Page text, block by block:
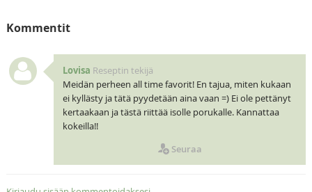
Kommentit
Lovisa Reseptin tekijä
Meidän perheen all time favorit! En tajua, miten kukaan
ei kyllästy ja tätä pyydetään aina vaan =) Ei ole pettänyt
kertaakaan ja tästä riittää isolle porukalle. Kannattaa
kokeilla!!
Seuraa